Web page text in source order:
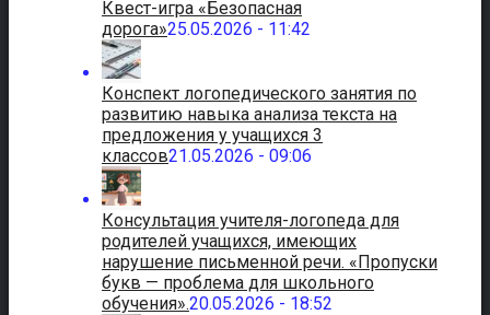
Квест-игра «Безопасная
дорога»25.05.2026 - 11:42
Конспект логопедического занятия по
развитию навыка анализа текста на
предложения у учащихся 3
классов21.05.2026 - 09:06
Консультация учителя-логопеда для
родителей учащихся, имеющих
нарушение письменной речи. «Пропуски
букв — проблема для школьного
обучения».20.05.2026 - 18:52